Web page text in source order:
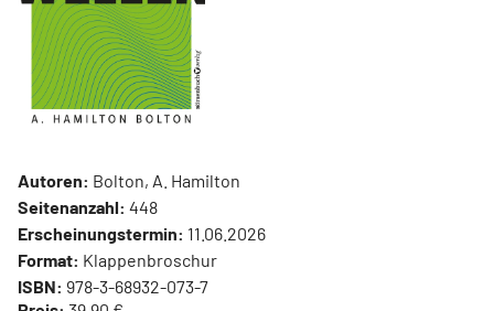
Autoren: Bolton, A. Hamilton
Seitenanzahl: 448
Erscheinungstermin: 11.06.2026
Format: Klappenbroschur
ISBN: 978-3-68932-073-7